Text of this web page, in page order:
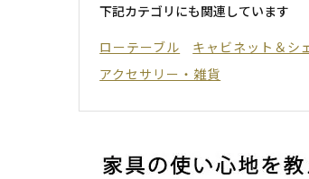
下記カテゴリにも関連しています
ローテーブル
キャビネット＆シ
アクセサリー・雑貨